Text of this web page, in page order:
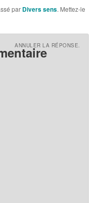
par Divers sens. Mettez-le
ANNULER LA RÉPONSE.